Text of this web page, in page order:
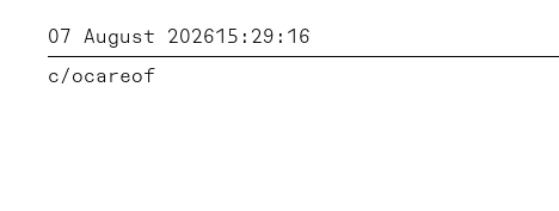
07 August 202615:29:16
c/ocareof